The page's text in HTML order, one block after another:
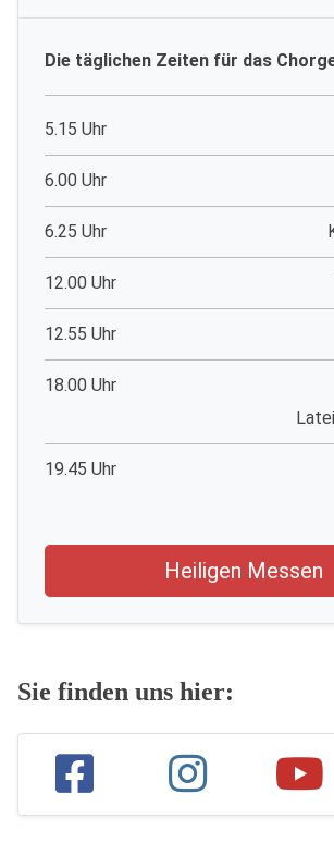
Die täglichen Zeiten für das
5.15 Uhr
6.00 Uhr
6.25 Uhr
12.00 Uhr
12.55 Uhr
18.00 Uhr
19.45 Uhr
Heiligen Messen
Sie finden uns hier: